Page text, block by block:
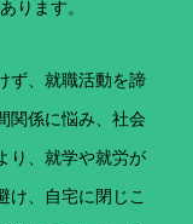
ります。
ず、就職活動を諦
関係に悩み、社会
り、就学や就労が
け、自宅に閉じこ